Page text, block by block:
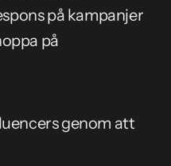
på kampanjer
på
genom att